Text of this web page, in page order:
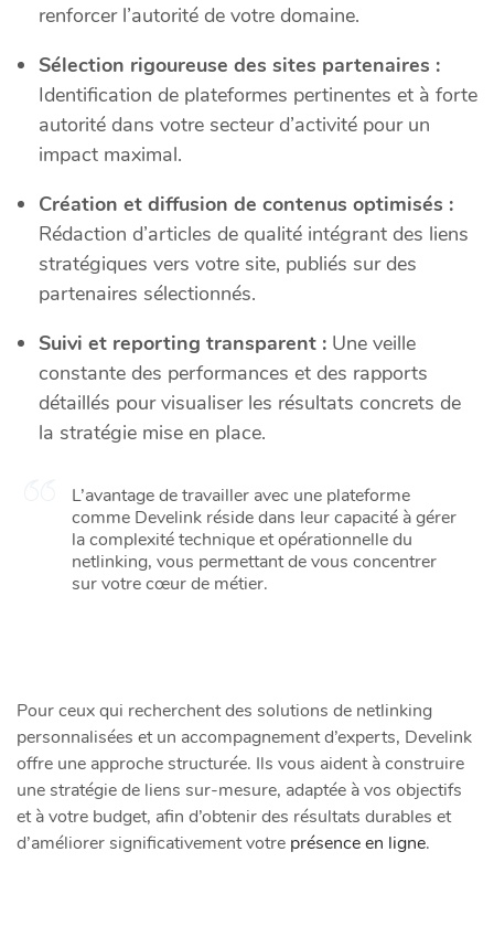
renforcer l’autorité de votre domaine.
Sélection rigoureuse des sites partenaires :
Identification de plateformes pertinentes et à forte
autorité dans votre secteur d’activité pour un
impact maximal.
Création et diffusion de contenus optimisés :
Rédaction d’articles de qualité intégrant des liens
stratégiques vers votre site, publiés sur des
partenaires sélectionnés.
Suivi et reporting transparent : Une veille
constante des performances et des rapports
détaillés pour visualiser les résultats concrets de
la stratégie mise en place.
L’avantage de travailler avec une plateforme
comme Develink réside dans leur capacité à gérer
la complexité technique et opérationnelle du
netlinking, vous permettant de vous concentrer
sur votre cœur de métier.
Pour ceux qui recherchent des solutions de netlinking
personnalisées et un accompagnement d’experts, Develink
offre une approche structurée. Ils vous aident à construire
une stratégie de liens sur-mesure, adaptée à vos objectifs
et à votre budget, afin d’obtenir des résultats durables et
d’améliorer significativement votre présence en ligne.